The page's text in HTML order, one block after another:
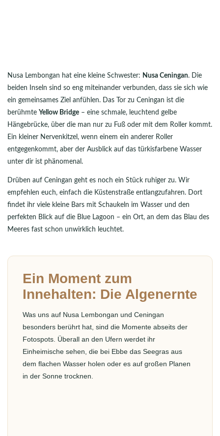
Nusa Lembongan hat eine kleine Schwester: Nusa Ceningan. Die
beiden Inseln sind so eng miteinander verbunden, dass sie sich wie
ein gemeinsames Ziel anfühlen. Das Tor zu Ceningan ist die
berühmte Yellow Bridge – eine schmale, leuchtend gelbe
Hängebrücke, über die man nur zu Fuß oder mit dem Roller kommt.
Ein kleiner Nervenkitzel, wenn einem ein anderer Roller
entgegenkommt, aber der Ausblick auf das türkisfarbene Wasser
unter dir ist phänomenal.
Drüben auf Ceningan geht es noch ein Stück ruhiger zu. Wir
empfehlen euch, einfach die Küstenstraße entlangzufahren. Dort
findet ihr viele kleine Bars mit Schaukeln im Wasser und den
perfekten Blick auf die Blue Lagoon – ein Ort, an dem das Blau des
Meeres fast schon unwirklich leuchtet.
Ein Moment zum
Innehalten: Die Algenernte
Was uns auf Nusa Lembongan und Ceningan
besonders berührt hat, sind die Momente abseits der
Fotospots. Überall an den Ufern werdet ihr
Einheimische sehen, die bei Ebbe das Seegras aus
dem flachen Wasser holen oder es auf großen Planen
in der Sonne trocknen.